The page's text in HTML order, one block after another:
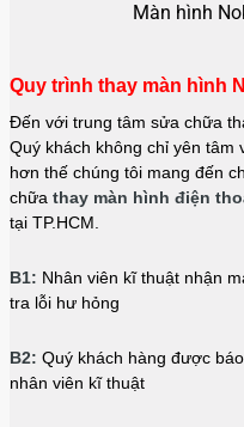
Màn hình
Quy trình thay màn hình
Đến với trung tâm sửa chữa
Quý khách không chỉ yên
hơn thế chúng tôi mang đến
chữa thay màn hình điện
tại TP.HCM.
B1: Nhân viên kĩ thuật nhận
tra lỗi hư hỏng
B2: Quý khách hàng được
nhân viên kĩ thuật